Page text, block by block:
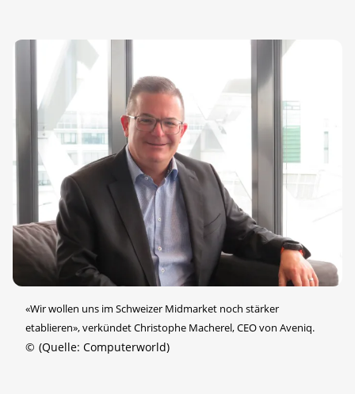
«Wir wollen uns im Schweizer Midmarket noch stärker
etablieren», verkündet Christophe Macherel, CEO von Aveniq.
© (Quelle: Computerworld)